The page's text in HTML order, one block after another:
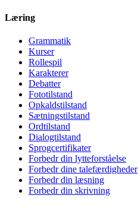
Læring
Grammatik
Kurser
Rollespil
Karakterer
Debatter
Fototilstand
Opkaldstilstand
Sætningstilstand
Ordtilstand
Dialogtilstand
Sprogcertifikater
Forbedr din lytteforståelse
Forbedr dine talefærdigheder
Forbedr din læsning
Forbedr din skrivning